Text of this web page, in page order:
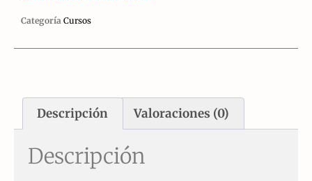
Categoría Cursos
Descripción Valoraciones (0)
Descripción